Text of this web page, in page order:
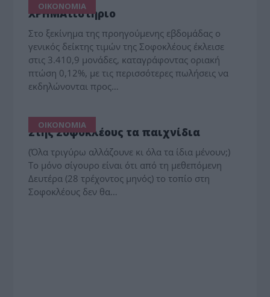
ΟΙΚΟΝΟΜΙΑ
ΧΡΗΜΑτιστήριο
Στο ξεκίνημα της προηγούμενης εβδομάδας ο
γενικός δείκτης τιμών της Σοφοκλέους έκλεισε
στις 3.410,9 μονάδες, καταγράφοντας οριακή
πτώση 0,12%, με τις περισσότερες πωλήσεις να
εκδηλώνονται προς…
ΟΙΚΟΝΟΜΙΑ
Στης Σοφοκλέους τα παιχνίδια
(Όλα τριγύρω αλλάζουνε κι όλα τα ίδια μένουν;)
Το μόνο σίγουρο είναι ότι από τη μεθεπόμενη
Δευτέρα (28 τρέχοντος μηνός) το τοπίο στη
Σοφοκλέους δεν θα…